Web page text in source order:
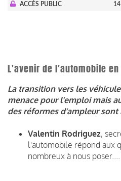
ACCÈS PUBLIC
L'avenir de l'automobile
La transition vers les
menace pour l’emploi mais
des réformes d’ampleur
Valentin Rodriguez,
l'automobile répond aux
nombreux à nous poser....